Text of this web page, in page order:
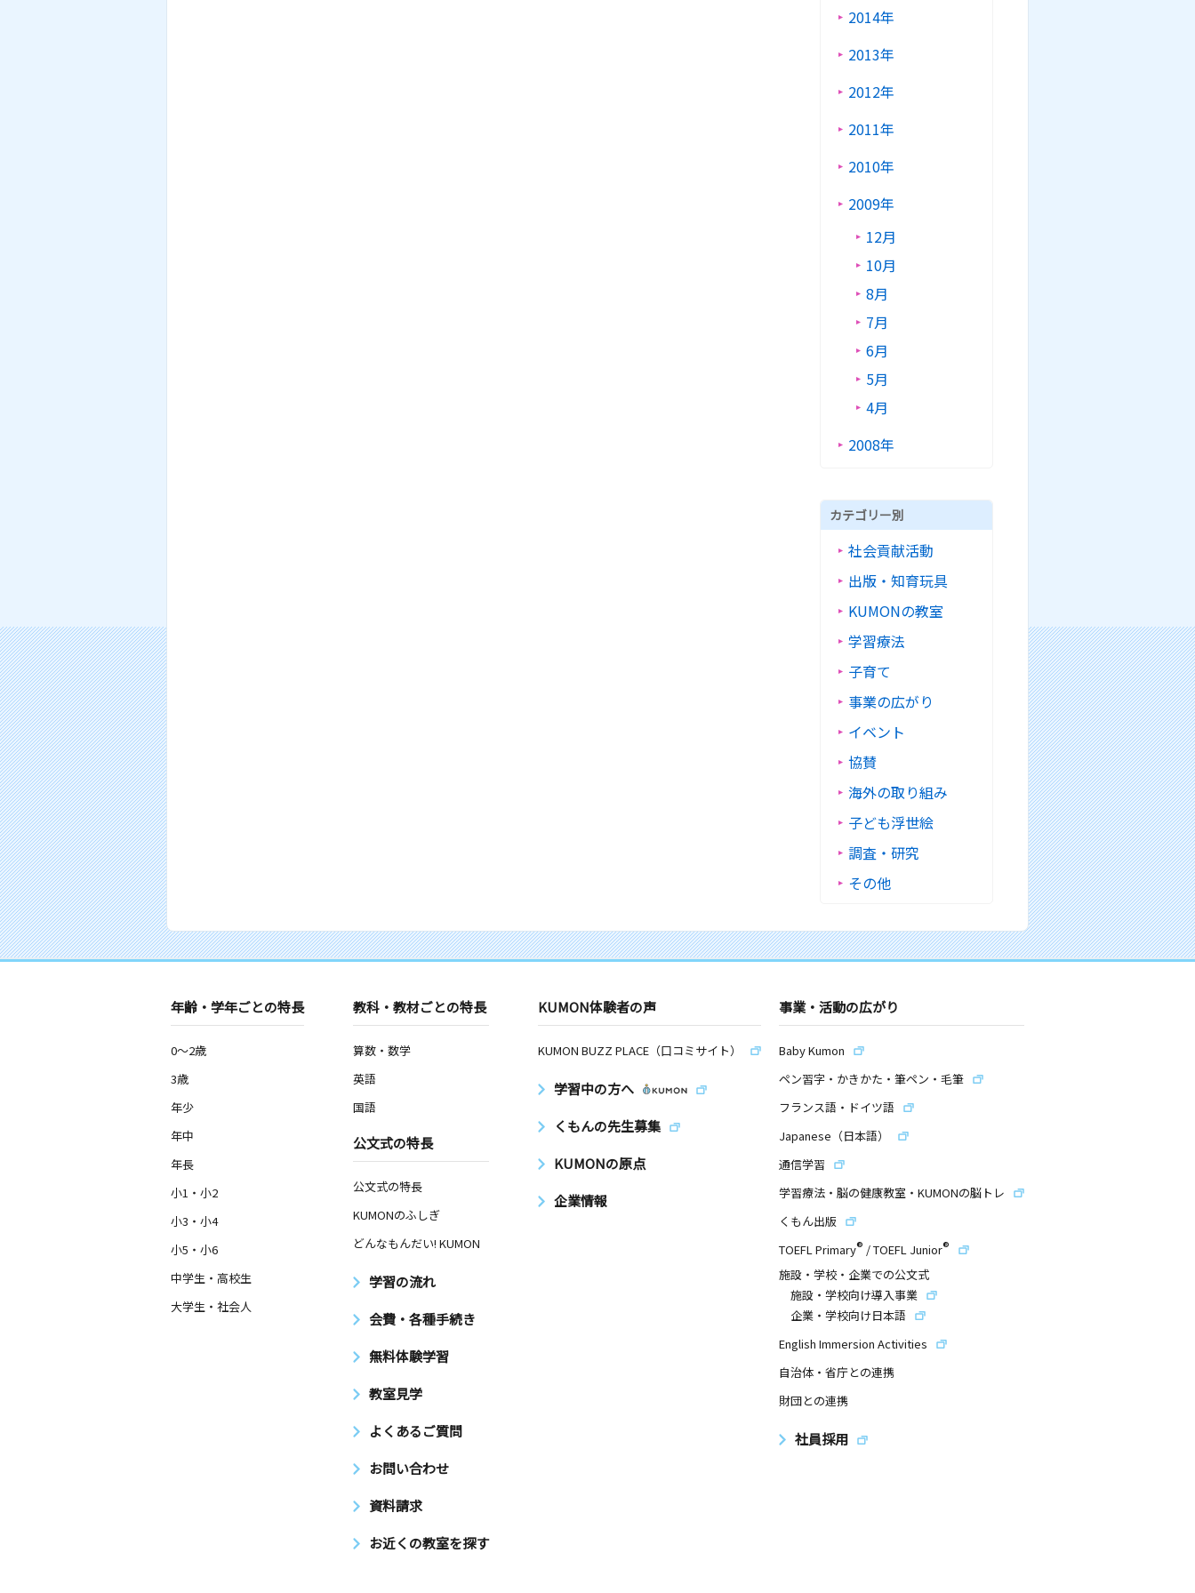
2014年
2013年
2012年
2011年
2010年
2009年
12月
10月
8月
7月
6月
5月
4月
2008年
カテゴリー別
社会貢献活動
出版・知育玩具
KUMONの教室
学習療法
子育て
事業の広がり
イベント
協賛
海外の取り組み
子ども浮世絵
調査・研究
その他
年齢・学年ごとの特長
0～2歳
3歳
年少
年中
年長
小1・小2
小3・小4
小5・小6
中学生・高校生
大学生・社会人
教科・教材ごとの特長
算数・数学
英語
国語
公文式の特長
公文式の特長
KUMONのふしぎ
どんなもんだい! KUMON
学習の流れ
会費・各種手続き
無料体験学習
教室見学
よくあるご質問
お問い合わせ
資料請求
お近くの教室を探す
KUMON体験者の声
KUMON BUZZ PLACE（口コミサイト）
学習中の方へ
くもんの先生募集
KUMONの原点
企業情報
事業・活動の広がり
Baby Kumon
ペン習字・かきかた・筆ペン・毛筆
フランス語・ドイツ語
Japanese（日本語）
通信学習
学習療法・脳の健康教室・KUMONの脳トレ
くもん出版
TOEFL Primary® /TOEFL Junior®
施設・学校・企業での公文式
施設・学校向け導入事業
企業・学校向け日本語
English Immersion Activities
自治体・省庁との連携
財団との連携
社員採用